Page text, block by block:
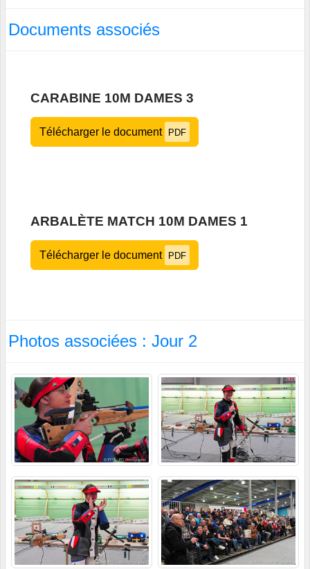
Documents associés
CARABINE 10M DAMES 3
Télécharger le document PDF
ARBALÈTE MATCH 10M DAMES 1
Télécharger le document PDF
Photos associées : Jour 2